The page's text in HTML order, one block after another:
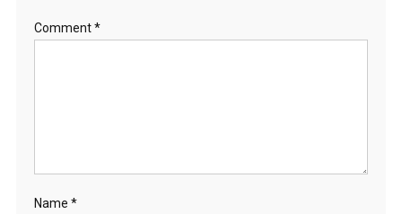
Comment*
Name *